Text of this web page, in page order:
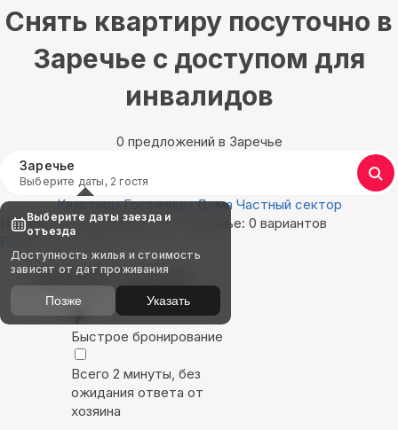
Снять квартиру посуточно в
Заречье с доступом для
инвалидов
0 предложений в Заречье
Заречье
Выберите даты, 2 гостя
Квартиры Гостиницы Дома Частный сектор
Найдём, где остановиться в Заречье: 0 вариантов
Показать на карте
Выбирайте лучшее
Быстрое бронирование
Всего 2 минуты, без
ожидания ответа от
хозяина
Выберите даты заезда и
отъезда
Доступность жилья и стоимость
зависят от дат проживания
Позже Указать